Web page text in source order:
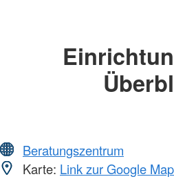
Beratungszentrum
Karte: Link zur Google